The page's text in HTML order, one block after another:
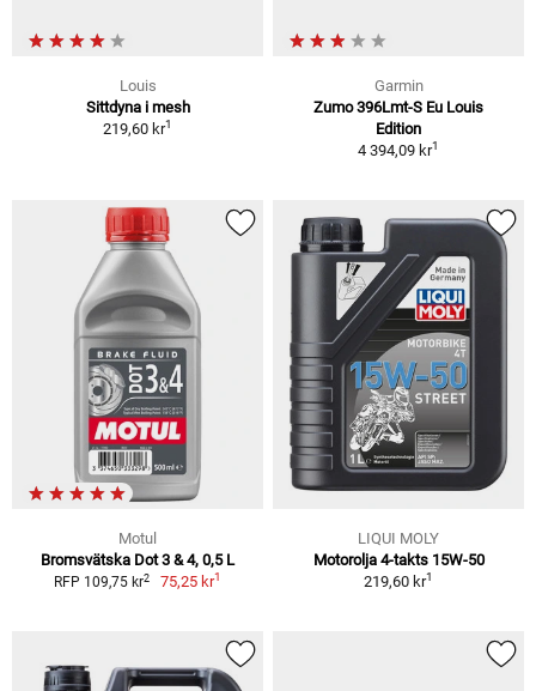
Louis
Sittdyna i mesh
219,60 kr1
Garmin
Zumo 396Lmt-S Eu Louis
Edition
4 394,09 kr1
Motul
Bromsvätska Dot 3 & 4, 0,5 L
RFP 109,75 kr2 75,25 kr1
LIQUI MOLY
Motorolja 4-takts 15W-50
219,60 kr1